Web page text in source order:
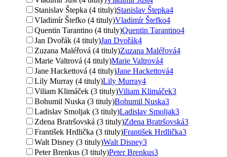
Stanislav Štepka (4 tituly)Stanislav Štepka4
Vladimír Štefko (4 tituly)Vladimír Štefko4
Quentin Tarantino (4 tituly)Quentin Tarantino4
Jan Dvořák (4 tituly)Jan Dvořák4
Zuzana Maléřová (4 tituly)Zuzana Maléřová4
Marie Valtrová (4 tituly)Marie Valtrová4
Jane Hackettová (4 tituly)Jane Hackettová4
Lily Murray (4 tituly)Lily Murray4
Viliam Klimáček (3 tituly)Viliam Klimáček3
Bohumil Nuska (3 tituly)Bohumil Nuska3
Ladislav Smoljak (3 tituly)Ladislav Smoljak3
Zdena Bratršovská (3 tituly)Zdena Bratršovská3
František Hrdlička (3 tituly)František Hrdlička3
Walt Disney (3 tituly)Walt Disney3
Peter Brenkus (3 tituly)Peter Brenkus3